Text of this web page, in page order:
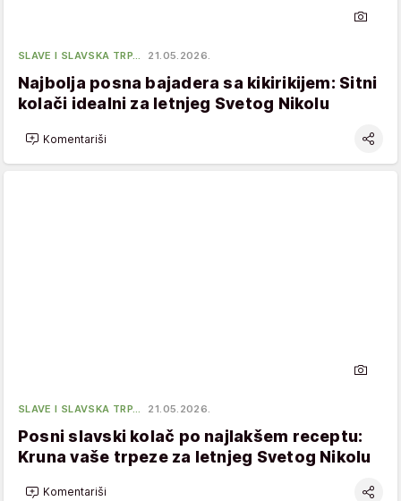
SLAVE I SLAVSKA TRP… 21.05.2026.
Najbolja posna bajadera sa kikirikijem: Sitni
kolači idealni za letnjeg Svetog Nikolu
Komentariši
SLAVE I SLAVSKA TRP… 21.05.2026.
Posni slavski kolač po najlakšem receptu:
Kruna vaše trpeze za letnjeg Svetog Nikolu
Komentariši